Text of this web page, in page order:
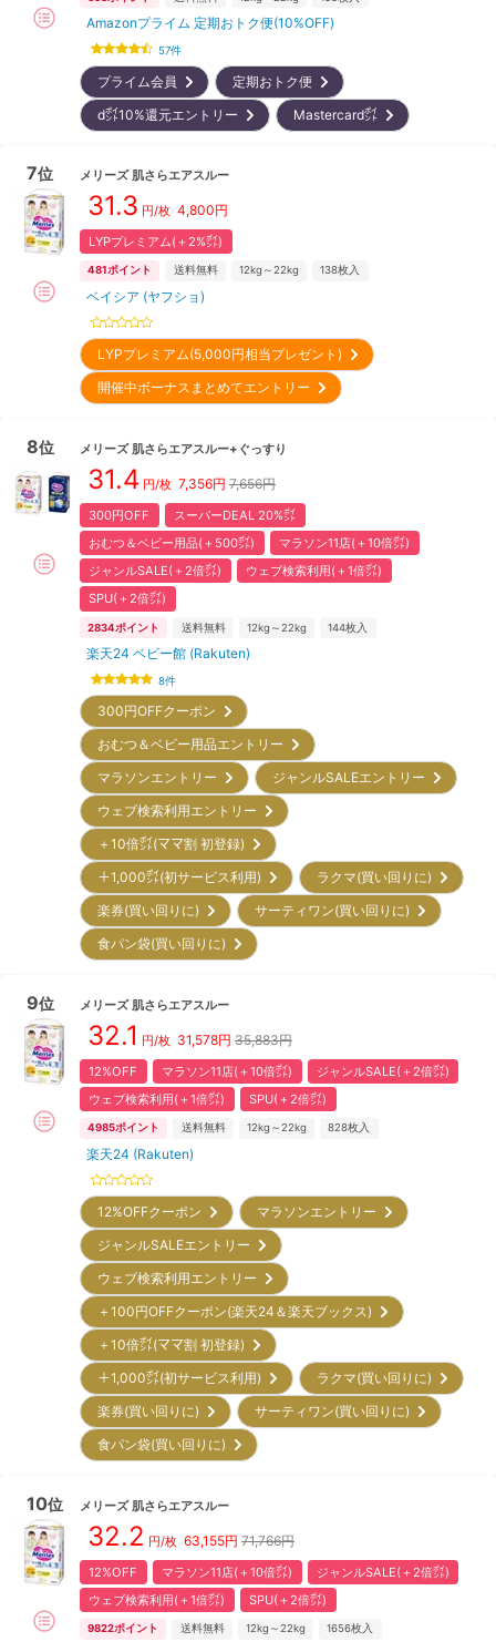
Amazonプライム 定期おトク便(10%OFF)
57件
プライム会員
定期おトク便
d㌽10%還元エントリー
Mastercard㌽
7位 メリーズ 肌さらエアスルー
31.3 円/枚 4,800円
LYPプレミアム(＋2%㌽)
481ポイント 送料無料 12kg～22kg 138枚入
ベイシア (ヤフショ)
LYPプレミアム(5,000円相当プレゼント)
開催中ボーナスまとめてエントリー
8位 メリーズ 肌さらエアスルー+ぐっすり
31.4 円/枚 7,356円 7,656円
300円OFF
スーパーDEAL 20%㌽
おむつ＆ベビー用品(＋500㌽)
マラソン11店(＋10倍㌽)
ジャンルSALE(＋2倍㌽)
ウェブ検索利用(＋1倍㌽)
SPU(＋2倍㌽)
2834ポイント 送料無料 12kg～22kg 144枚入
楽天24 ベビー館 (Rakuten)
8件
300円OFFクーポン
おむつ＆ベビー用品エントリー
マラソンエントリー
ジャンルSALEエントリー
ウェブ検索利用エントリー
＋10倍㌽(ママ割 初登録)
＋1,000㌽(初サービス利用)
ラクマ(買い回りに)
楽券(買い回りに)
サーティワン(買い回りに)
食パン袋(買い回りに)
9位 メリーズ 肌さらエアスルー
32.1 円/枚 31,578円 35,883円
12%OFF マラソン11店(＋10倍㌽)
ジャンルSALE(＋2倍㌽)
ウェブ検索利用(＋1倍㌽)
SPU(＋2倍㌽)
4985ポイント 送料無料 12kg～22kg 828枚入
楽天24 (Rakuten)
12%OFFクーポン
マラソンエントリー
ジャンルSALEエントリー
ウェブ検索利用エントリー
＋100円OFFクーポン(楽天24＆楽天ブックス)
＋10倍㌽(ママ割 初登録)
＋1,000㌽(初サービス利用)
ラクマ(買い回りに)
楽券(買い回りに)
サーティワン(買い回りに)
食パン袋(買い回りに)
10位 メリーズ 肌さらエアスルー
32.2 円/枚 63,155円 71,766円
12%OFF マラソン11店(＋10倍㌽)
ジャンルSALE(＋2倍㌽)
ウェブ検索利用(＋1倍㌽)
SPU(＋2倍㌽)
9822ポイント 送料無料 12kg～22kg 1656枚入